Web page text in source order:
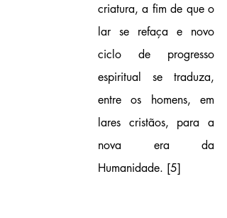
criatura, a fim de que o
lar se refaça e novo
ciclo de progresso
espiritual se traduza,
entre os homens, em
lares cristãos, para a
nova era da
Humanidade. [5]